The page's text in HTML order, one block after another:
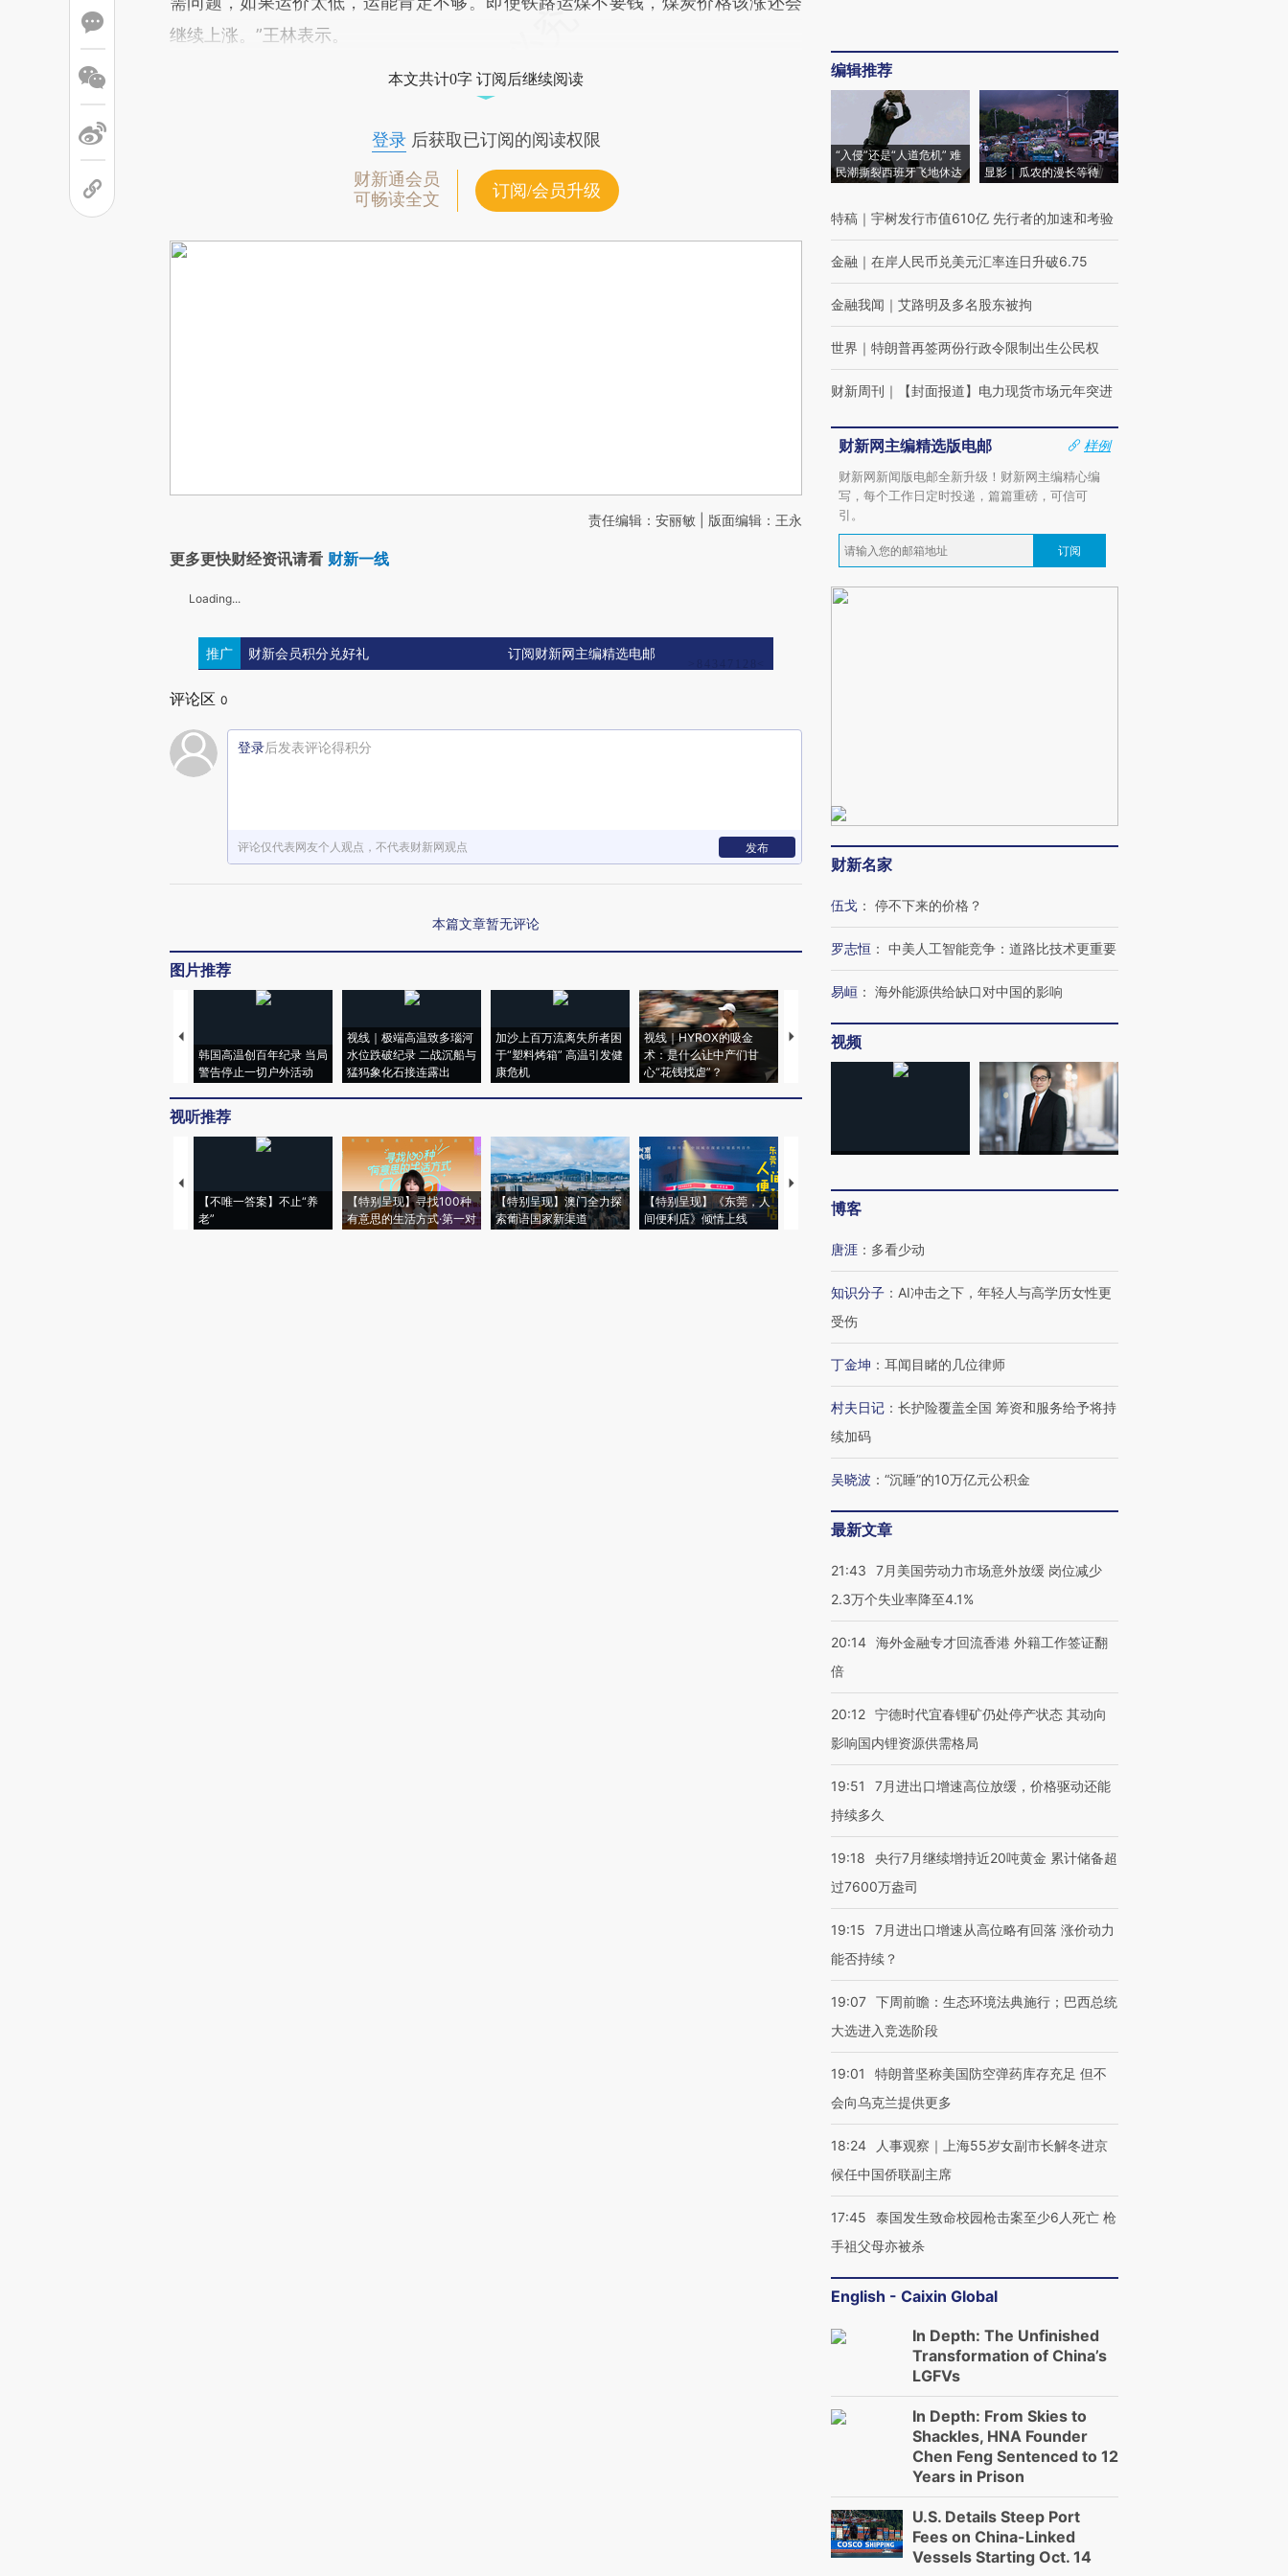
继续上涨。”王林表示。
本文共计0字 订阅后继续阅读
登录后获取已订阅的阅读权限
财新通会员
可畅读全文
订阅/会员升级
责任编辑：安丽敏 | 版面编辑：王永
更多更快财经资讯请看 财新一线
Loading...
推广 财新会员积分兑好礼 订阅财新网主编精选电邮
评论区 0
登录后发表评论得积分
评论仅代表网友个人观点，不代表财新网观点 发布
本篇文章暂无评论
图片推荐
韩国高温创百年纪录 当局
警告停止一切户外活动
视线｜极端高温致多瑙河
水位跌破纪录 二战沉船与
猛犸象化石接连露出
加沙上百万流离失所者困
于“塑料烤箱” 高温引发健
康危机
视线｜HYROX的吸金
术：是什么让中产们甘
心“花钱找虐”？
马航飞行员跨国走私7万
粒摇头丸 尿检体内含3种
育部长拱下台
飞地休达
视听推荐
【不唯一答案】不止“养
老”
【特别呈现】寻找100种
有意思的生活方式·第一对
【特别呈现】澳门全力探
索葡语国家新渠道
【特别呈现】《东莞，人
间便利店》倾情上线
【推广】走进第四届链博
会，让数智科技“链”接产
编辑推荐
“入侵”还是“人道危机” 难
民潮撕裂西班牙飞地休达
显影｜瓜农的漫长等待
特稿 ｜ 宇树发行市值610亿 先行者的加速和考验
金融 ｜ 在岸人民币兑美元汇率连日升破6.75
金融我闻 ｜ 艾路明及多名股东被拘
世界 ｜ 特朗普再签两份行政令限制出生公民权
财新周刊 ｜ 【封面报道】电力现货市场元年突进
财新网主编精选版电邮
样例
财新网新闻版电邮全新升级！财新网主编精心编
写，每个工作日定时投递，篇篇重磅，可信可
引。
订阅
财新名家
伍戈 ： 停不下来的价格？
罗志恒 ： 中美人工智能竞争：道路比技术更重要
易峘 ： 海外能源供给缺口对中国的影响
视频
博客
唐涯 ： 多看少动
知识分子 ： AI冲击之下，年轻人与高学历女性更
受伤
丁金坤 ： 耳闻目睹的几位律师
村夫日记 ： 长护险覆盖全国 筹资和服务给予将持
续加码
吴晓波 ： “沉睡”的10万亿元公积金
最新文章
21:43
7月美国劳动力市场意外放缓 岗位减少
2.3万个失业率降至4.1%
20:14 海外金融专才回流香港 外籍工作签证翻
倍
20:12 宁德时代宜春锂矿仍处停产状态 其动向
影响国内锂资源供需格局
19:51
7月进出口增速高位放缓，价格驱动还能
持续多久
19:18
央行7月继续增持近20吨黄金 累计储备超
过7600万盎司
19:15
7月进出口增速从高位略有回落 涨价动力
能否持续？
19:07 下周前瞻：生态环境法典施行；巴西总统
大选进入竞选阶段
19:01
特朗普坚称美国防空弹药库存充足 但不
会向乌克兰提供更多
18:24
人事观察｜上海55岁女副市长解冬进京
候任中国侨联副主席
17:45
泰国发生致命校园枪击案至少6人死亡 枪
手祖父母亦被杀
English - Caixin Global
In Depth: The Unfinished
Transformation of China’s
LGFVs
In Depth: From Skies to
Shackles, HNA Founder
Chen Feng Sentenced to 12
Years in Prison
U.S. Details Steep Port
Fees on China-Linked
Vessels Starting Oct. 14